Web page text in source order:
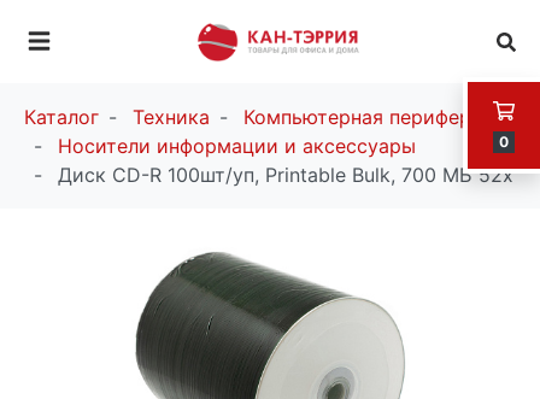
0
Каталог Техника
Компьютерная периферия
Носители информации и аксессуары
Диск CD-R 100шт/уп, Printable Bulk, 700 МБ 52х